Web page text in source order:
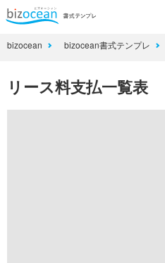
bizocean bizocean書式テンプレ
リース料支払一覧表